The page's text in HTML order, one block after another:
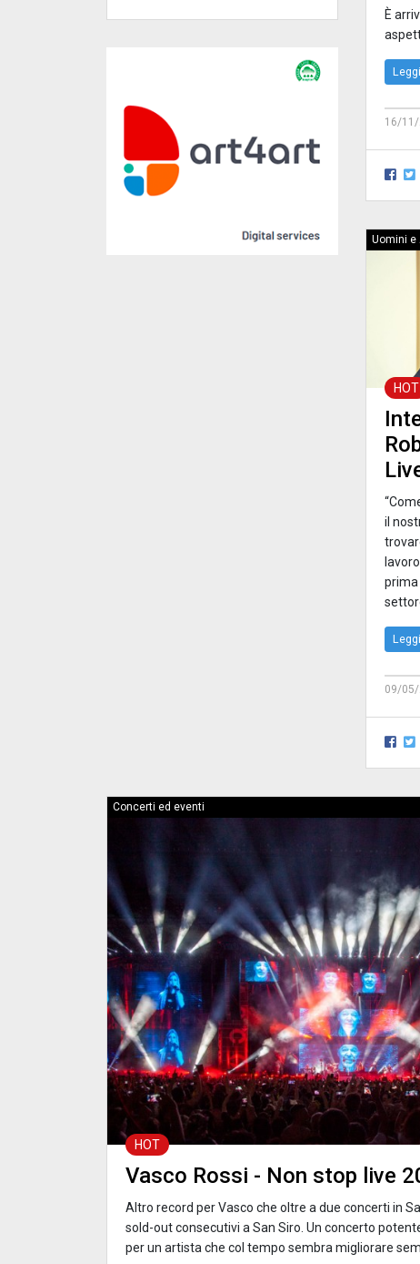
È
16/11/
Uomini e
HOT
il
prima
09/
Concerti ed eventi
HOT
Vasco Rossi - Non stop live
Altro record per Vasco che oltre a due concerti in
sold-out consecutivi a San Siro. Un concerto
per un artista che col tempo sembra migliorare